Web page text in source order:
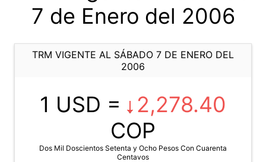
7 de Enero del 2006
TRM VIGENTE AL SÁBADO 7 DE ENERO DEL
2006
1 USD =
2,278.40
COP
Dos Mil Doscientos Setenta y Ocho Pesos Con Cuarenta
Centavos